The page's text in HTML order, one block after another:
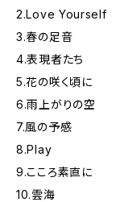
2.Love Yourself
3.春の足音
4.表現者たち
5.花の咲く頃に
6.雨上がりの空
7.風の予感
8.Play
9.こころ素直に
10.雲海